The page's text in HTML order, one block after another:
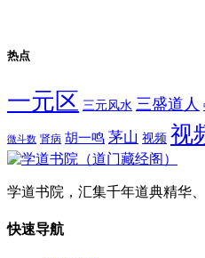
热点
一元区 三元风水 三盛道人
微斗数 肾病 胡一鸣 茅山 视频 视
学道书院，汇集千年道典精华
快速导航